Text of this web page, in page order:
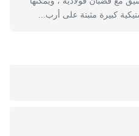
كبيرة مثبتة على أرب...